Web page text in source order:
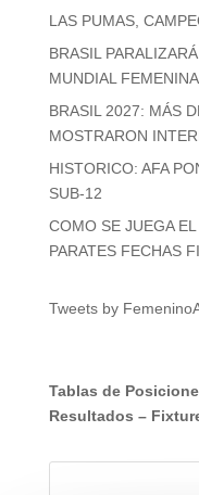
LAS PUMAS,
BRASIL
MUNDIAL FEMENINA
BRASIL 2027: MÁS
MOSTRARON
HISTORICO: AFA
SUB-12
COMO SE JUEGA
PARATES FECHAS
Tweets by
Tablas de
Resultados –